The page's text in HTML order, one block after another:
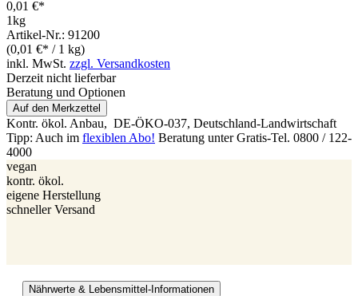
0,01 €*
1kg
Artikel-Nr.: 91200
(0,01 €* / 1 kg)
inkl. MwSt. zzgl. Versandkosten
Derzeit nicht lieferbar
Beratung und Optionen
Auf den Merkzettel
Kontr. ökol. Anbau, DE-ÖKO-037, Deutschland-Landwirtschaft
Tipp: Auch im flexiblen Abo! Beratung unter Gratis-Tel. 0800 / 122-
4000
vegan
kontr. ökol.
eigene Herstellung
schneller Versand
Nährwerte & Lebensmittel-Informationen